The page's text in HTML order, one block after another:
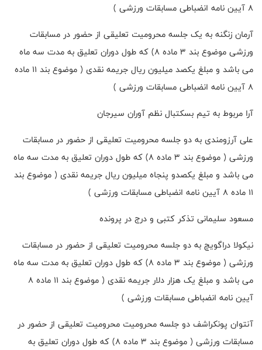
۸ آیین نامه انضباطی مسابقات ورزشی )
آرمان زنگنه به یک جلسه محرومیت تعلیقی از حضور در مسابقات
ورزشی موضوع بند ۳ ماده ۸) که طول دوران تعلیق به مدت سه ماه
می باشد و مبلغ یکصد میلیون ریال جریمه نقدی ( موضوع بند ۱۱ ماده
۸ آیین نامه انضباطی مسابقات ورزشی )
آرا مربوط به تیم بسکتبال نظم آوران سیرجان
علی آرزومندی به دو جلسه محرومیت تعلیقی از حضور در مسابقات
ورزشی ( موضوع بند ۳ ماده ۸) که طول دوران تعلیق به مدت سه ماه
می باشد و مبلغ یکصدو پنجاه میلیون ریال جریمه نقدی ( موضوع بند
۱۱ ماده ۸ آیین نامه انضباطی مسابقات ورزشی )
مسعود سلیمانی تذکر کتبی و درج در پرونده
نیکولا دراگویچ به دو جلسه محرومیت تعلیقی از حضور در مسابقات
ورزشی ( موضوع بند ۳ ماده ۸) که طول دوران تعلیق به مدت سه ماه
می باشد و مبلغ یک هزار دلار جریمه نقدی ( موضوع بند ۱۱ ماده ۸
آیین نامه انضباطی مسابقات ورزشی )
آنتوان پونکراشف دو جلسه محرومیت محرومیت تعلیقی از حضور در
مسابقات ورزشی ( موضوع بند ۳ ماده ۸) که طول دوران تعلیق به